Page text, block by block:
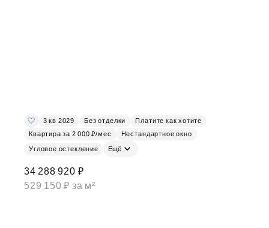
3 кв 2029 Без отделки
Платите как хотите
Квартира за 2 000 ₽/мес
Нестандартное окно
Угловое остекление Ещё
34 288 920 ₽
529 150 ₽ за м²